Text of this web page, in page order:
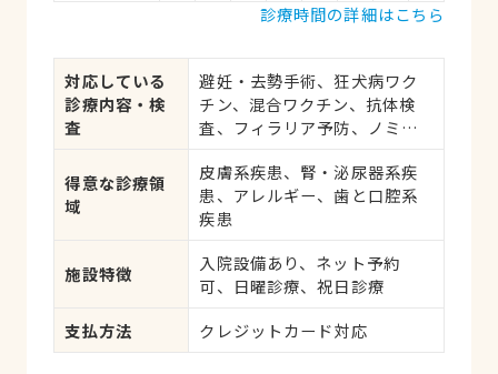
診療時間の詳細はこちら
対応している
診療内容・検
査
避妊・去勢手術、狂犬病ワク
チン、混合ワクチン、抗体検
査、フィラリア予防、ノミ・
応、健康診断、各種検査、外
科手術
得意な診療領
域
皮膚系疾患、腎・泌尿器系疾
患、アレルギー、歯と口腔系
疾患
施設特徴
入院設備あり、ネット予約
可、日曜診療、祝日診療
支払方法
クレジットカード対応